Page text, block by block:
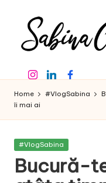
content
a
b
in
a
C
creator
de
conținut
de
ani
-
InstagramLinkedinFacebook
Home #VlogSabina
îi mai ai
Posted
#VlogSabina
Bucură-